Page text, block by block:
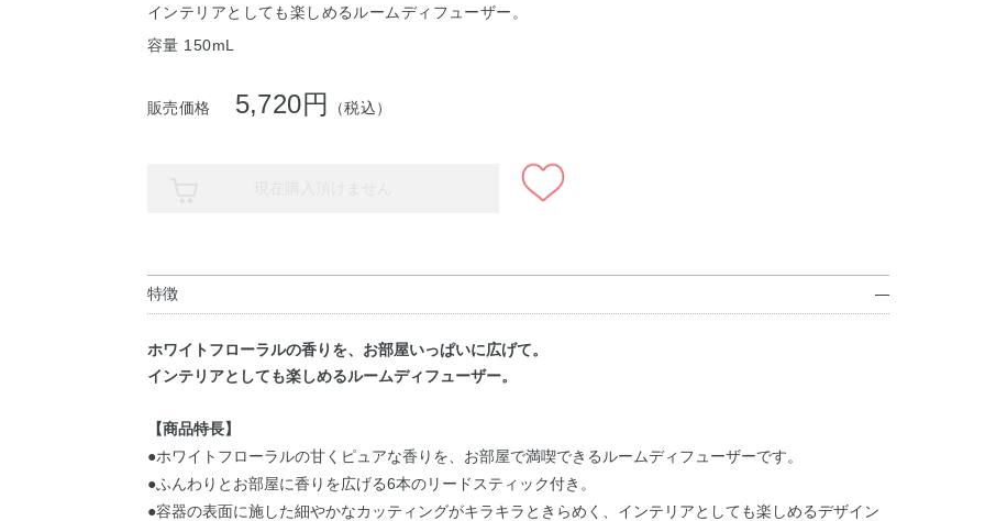
インテリアとしても楽しめるルームディフューザー。
容量 150mL
販売価格 5,720円 （税込）
特徴
ホワイトフローラルの香りを、お部屋いっぱいに広げて。
インテリアとしても楽しめるルームディフューザー。
【商品特長】
●ホワイトフローラルの甘くピュアな香りを、お部屋で満喫できるルームディフューザーです。
●ふんわりとお部屋に香りを広げる6本のリードスティック付き。
●容器の表面に施した細やかなカッティングがキラキラときらめく、インテリアとしても楽しめるデザイン